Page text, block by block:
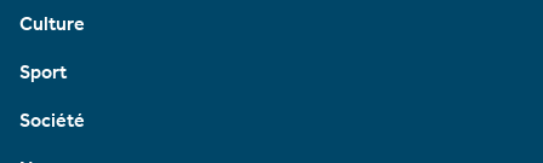
Culture
Sport
Société